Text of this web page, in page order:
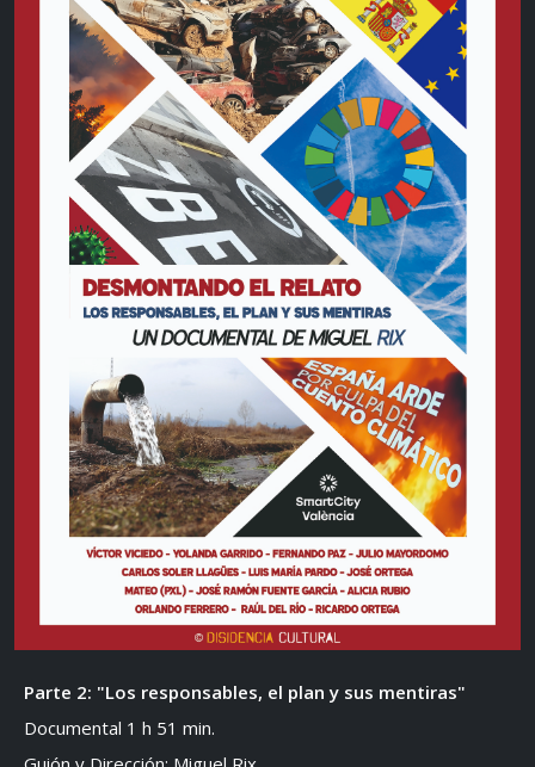
Parte 2: "Los responsables, el plan y sus mentiras"
Documental 1 h 51 min.